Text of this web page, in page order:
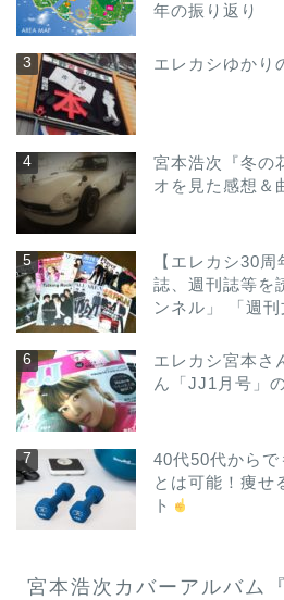
年の振り返り
エレカシゆかり
宮本浩次『冬の
オを見た感想＆
【エレカシ30
誌、週刊誌等を
ンネル」 「週刊
エレカシ宮本さ
ん「JJ1月号」
40代50代からで
とは可能！痩せ
ト
宮本浩次カバーアルバム